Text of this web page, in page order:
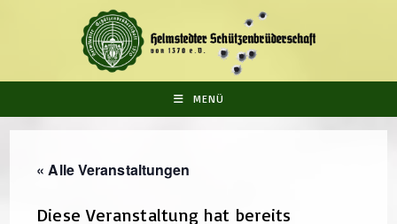
MENÜ
« Alle Veranstaltungen
Diese Veranstaltung hat bereits